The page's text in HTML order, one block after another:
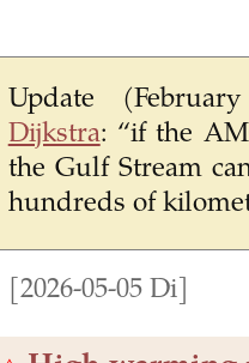
Update
Dijkstra: “if the
the Gulf Stream
hundreds of
[2026-05-05 Di]